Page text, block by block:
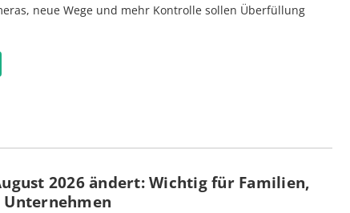
neue Wege und mehr Kontrolle sollen Überfüllung
2026 ändert: Wichtig für Familien,
Unternehmen